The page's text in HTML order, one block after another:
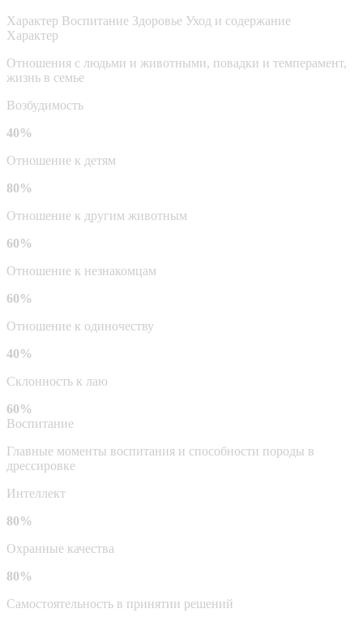
Характер Воспитание Здоровье Уход и содержание
Характер
Отношения с людьми и животными, повадки и темперамент,
жизнь в семье
Возбудимость
40%
Отношение к детям
80%
Отношение к другим животным
60%
Отношение к незнакомцам
60%
Отношение к одиночеству
40%
Склонность к лаю
60%
Воспитание
Главные моменты воспитания и способности породы в
дрессировке
Интеллект
80%
Охранные качества
80%
Самостоятельность в принятии решений